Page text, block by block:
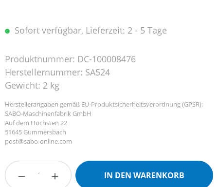
Sofort verfügbar, Lieferzeit: 2 - 5 Tage
Produktnummer: DC-100008476
Herstellernummer: SA524
Gewicht: 2 kg
Herstellerangaben gemäß EU-Produktsicherheitsverordnung (GPSR):
SABO-Maschinenfabrik GmbH
Auf dem Höchsten 22
51645 Gummersbach
post@sabo-online.com
Produkt Anzahl: Gib den gewünschten
IN DEN WARENKORB